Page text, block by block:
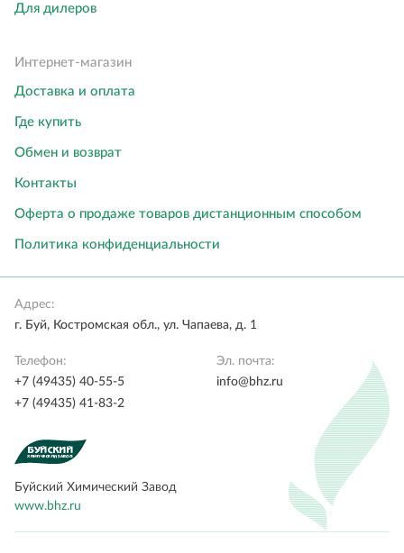
Для дилеров
Интернет-магазин
Доставка и оплата
Где купить
Обмен и возврат
Контакты
Оферта о продаже товаров дистанционным способом
Политика конфиденциальности
Адрес:
г. Буй, Костромская обл., ул. Чапаева, д. 1
Телефон:
+7 (49435) 40-55-5
+7 (49435) 41-83-2
Эл. почта:
info@bhz.ru
Буйский Химический Завод
www.bhz.ru